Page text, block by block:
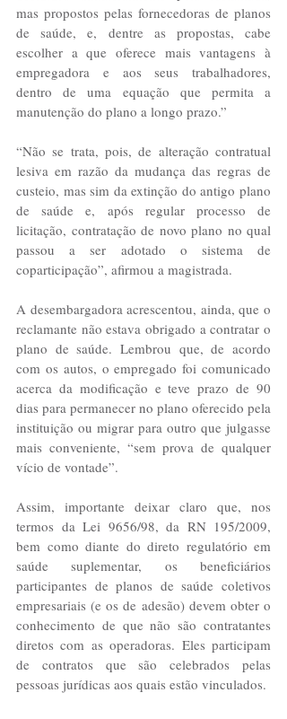
mas propostos pelas fornecedoras de planos
de saúde, e, dentre as propostas, cabe
escolher a que oferece mais vantagens à
empregadora e aos seus trabalhadores,
dentro de uma equação que permita a
manutenção do plano a longo prazo.”
“Não se trata, pois, de alteração contratual
lesiva em razão da mudança das regras de
custeio, mas sim da extinção do antigo plano
de saúde e, após regular processo de
licitação, contratação de novo plano no qual
passou a ser adotado o sistema de
coparticipação”, afirmou a magistrada.
A desembargadora acrescentou, ainda, que o
reclamante não estava obrigado a contratar o
plano de saúde. Lembrou que, de acordo
com os autos, o empregado foi comunicado
acerca da modificação e teve prazo de 90
dias para permanecer no plano oferecido pela
instituição ou migrar para outro que julgasse
mais conveniente, “sem prova de qualquer
vício de vontade”.
Assim, importante deixar claro que, nos
termos da Lei 9656/98, da RN 195/2009,
bem como diante do direto regulatório em
saúde suplementar, os beneficiários
participantes de planos de saúde coletivos
empresariais (e os de adesão) devem obter o
conhecimento de que não são contratantes
diretos com as operadoras. Eles participam
de contratos que são celebrados pelas
pessoas jurídicas aos quais estão vinculados.